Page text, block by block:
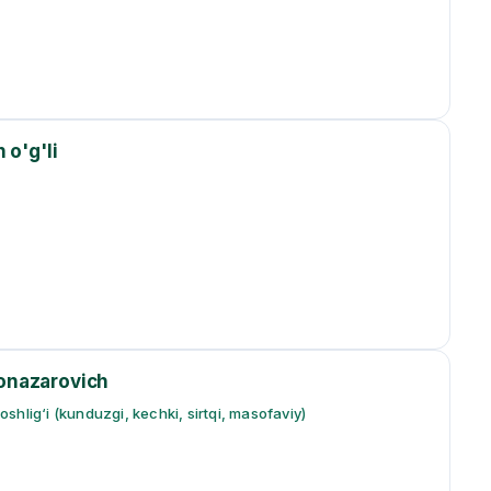
o'g'li
(kunduzgi, kechki, sirtqi, masofaviy)